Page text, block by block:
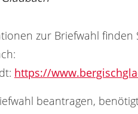
zur Briefwahl finden
https://
beantragen,